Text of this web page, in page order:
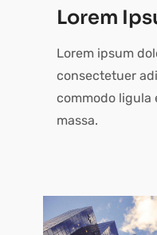
Lorem
Lorem ipsum
consectetuer
commodo ligula
massa.